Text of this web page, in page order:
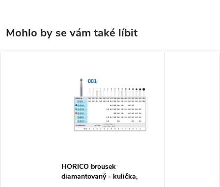
HORICO brousek
diamantovaný - kulička,